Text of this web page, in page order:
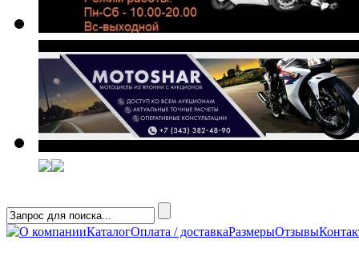
О компанииКаталогОплата / доставкаРазмерыОтзывы